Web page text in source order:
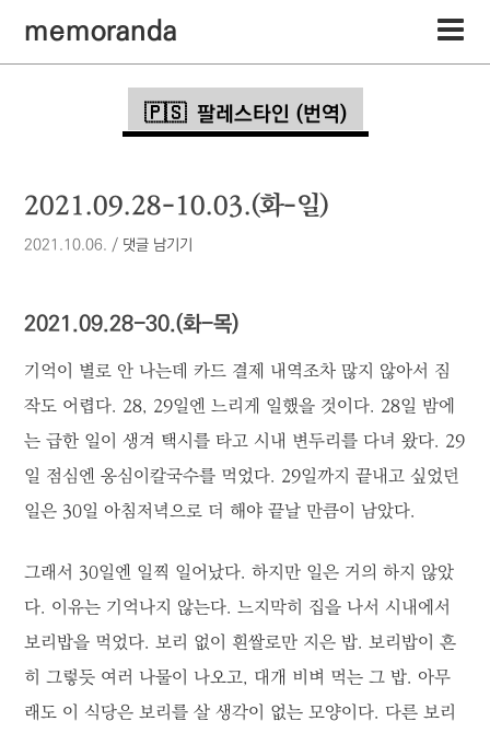
memoranda
팔레스타인 (번역)
2021.09.28-10.03.(화-일)
2021.10.06. / 댓글 남기기
2021.09.28-30.(화-목)
기억이 별로 안 나는데 카드 결제 내역조차 많지 않아서 짐
작도 어렵다. 28, 29일엔 느리게 일했을 것이다. 28일 밤에
는 급한 일이 생겨 택시를 타고 시내 변두리를 다녀 왔다. 29
일 점심엔 옹심이칼국수를 먹었다. 29일까지 끝내고 싶었던
일은 30일 아침저녁으로 더 해야 끝날 만큼이 남았다.
그래서 30일엔 일찍 일어났다. 하지만 일은 거의 하지 않았
다. 이유는 기억나지 않는다. 느지막히 집을 나서 시내에서
보리밥을 먹었다. 보리 없이 흰쌀로만 지은 밥. 보리밥이 흔
히 그렇듯 여러 나물이 나오고, 대개 비벼 먹는 그 밥. 아무
래도 이 식당은 보리를 살 생각이 없는 모양이다. 다른 보리